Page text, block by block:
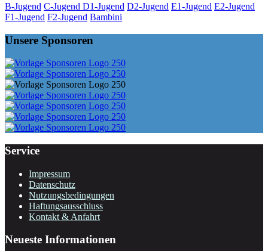
B-Jugend C-Jugend D1-Jugend D2-Jugend E1-Jugend E2-Jugend
F1-Jugend F2-Jugend Bambini
Unsere Sponsoren
Service
Impressum
Datenschutz
Nutzungsbedingungen
Haftungsausschluss
Kontakt & Anfahrt
Neueste Informationen